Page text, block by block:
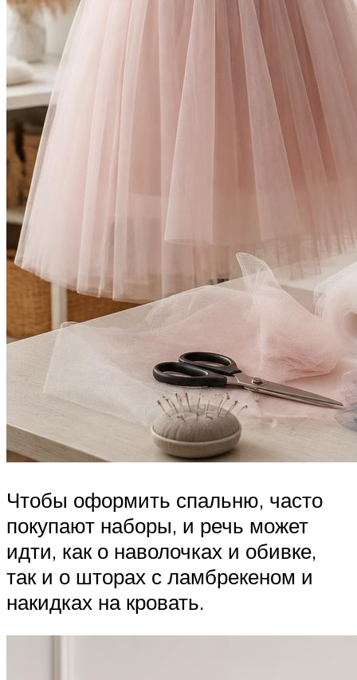
Чтобы оформить спальню, часто
покупают наборы, и речь может
идти, как о наволочках и обивке,
так и о шторах с ламбрекеном и
накидках на кровать.